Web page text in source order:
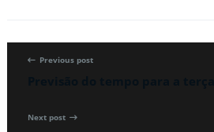
Previous post
Next post